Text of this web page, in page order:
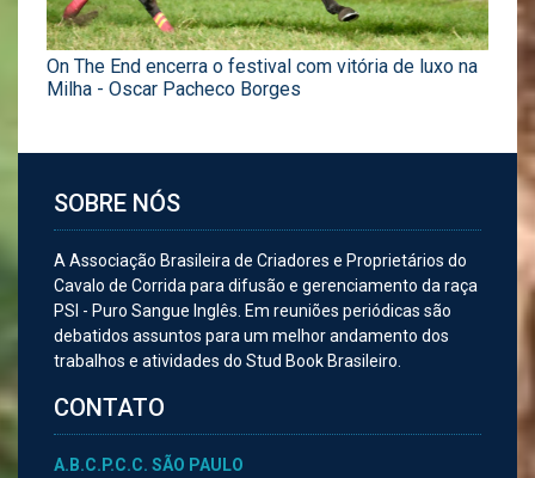
On The End encerra o festival com vitória de luxo na
Milha - Oscar Pacheco Borges
SOBRE NÓS
A Associação Brasileira de Criadores e Proprietários do
Cavalo de Corrida para difusão e gerenciamento da raça
PSI - Puro Sangue Inglês. Em reuniões periódicas são
debatidos assuntos para um melhor andamento dos
trabalhos e atividades do Stud Book Brasileiro.
CONTATO
A.B.C.P.C.C. SÃO PAULO